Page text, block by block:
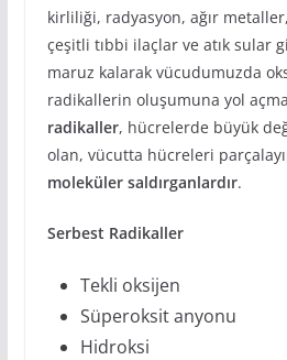
kirliliği, radyasyon, ağır
çeşitli tıbbi ilaçlar ve atık sular
maruz kalarak vücudumuzda
radikallerin oluşumuna yol
radikaller, hücrelerde büyük
olan, vücutta hücreleri
moleküler saldırganlardır.
Serbest Radikaller
Tekli oksijen
Süperoksit anyonu
Hidroksi